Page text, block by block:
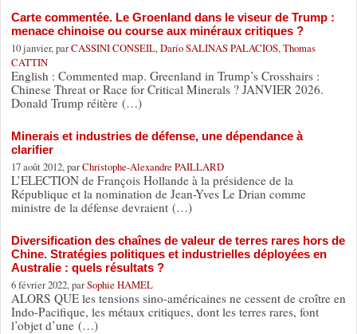
Carte commentée. Le Groenland dans le viseur de Trump :
menace chinoise ou course aux minéraux critiques ?
10 janvier, parCASSINI CONSEIL, Darío SALINAS PALACIOS, Thomas
CATTIN
English : Commented map. Greenland in Trump’s Crosshairs :
Chinese Threat or Race for Critical Minerals ? JANVIER 2026.
Donald Trump réitère (…)
Minerais et industries de défense, une dépendance à
clarifier
17 août 2012, parChristophe-Alexandre PAILLARD
L’ELECTION de François Hollande à la présidence de la
République et la nomination de Jean-Yves Le Drian comme
ministre de la défense devraient (…)
Diversification des chaînes de valeur de terres rares hors de
Chine. Stratégies politiques et industrielles déployées en
Australie : quels résultats ?
6 février 2022, parSophie HAMEL
ALORS QUE les tensions sino-américaines ne cessent de croître en
Indo-Pacifique, les métaux critiques, dont les terres rares, font
l’objet d’une (…)